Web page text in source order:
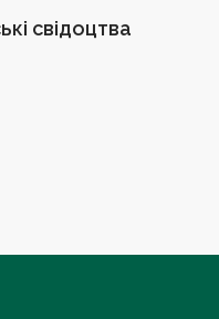
свідоцтва